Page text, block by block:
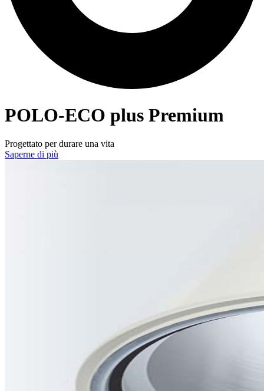
POLO-ECO plus Premium
Progettato per durare una vita
Saperne di più